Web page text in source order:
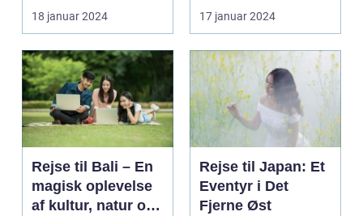
land med en rig...
18 januar 2024
strande, rig ku...
17 januar 2024
Rejse til Bali – En
magisk oplevelse
af kultur, natur og
Rejse til Japan: Et
Eventyr i Det
Fjerne Øst